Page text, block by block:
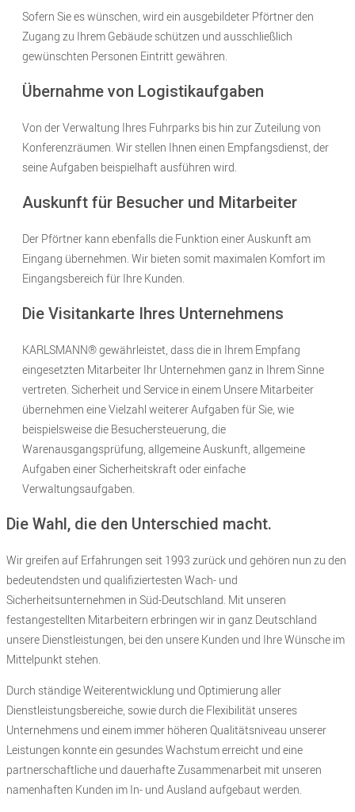
Sofern Sie es wünschen, wird ein ausgebildeter Pförtner den
Zugang zu Ihrem Gebäude schützen und ausschließlich
gewünschten Personen Eintritt gewähren.
Übernahme von Logistikaufgaben
Von der Verwaltung Ihres Fuhrparks bis hin zur Zuteilung von
Konferenzräumen. Wir stellen Ihnen einen Empfangsdienst, der
seine Aufgaben beispielhaft ausführen wird.
Auskunft für Besucher und Mitarbeiter
Der Pförtner kann ebenfalls die Funktion einer Auskunft am
Eingang übernehmen. Wir bieten somit maximalen Komfort im
Eingangsbereich für Ihre Kunden.
Die Visitankarte Ihres Unternehmens
KARLSMANN® gewährleistet, dass die in Ihrem Empfang
eingesetzten Mitarbeiter Ihr Unternehmen ganz in Ihrem Sinne
vertreten. Sicherheit und Service in einem Unsere Mitarbeiter
übernehmen eine Vielzahl weiterer Aufgaben für Sie, wie
beispielsweise die Besuchersteuerung, die
Warenausgangsprüfung, allgemeine Auskunft, allgemeine
Aufgaben einer Sicherheitskraft oder einfache
Verwaltungsaufgaben.
Die Wahl, die den Unterschied macht.
Wir greifen auf Erfahrungen seit 1993 zurück und gehören nun zu den
bedeutendsten und qualifiziertesten Wach- und
Sicherheitsunternehmen in Süd-Deutschland. Mit unseren
festangestellten Mitarbeitern erbringen wir in ganz Deutschland
unsere Dienstleistungen, bei den unsere Kunden und Ihre Wünsche im
Mittelpunkt stehen.
Durch ständige Weiterentwicklung und Optimierung aller
Dienstleistungsbereiche, sowie durch die Flexibilität unseres
Unternehmens und einem immer höheren Qualitätsniveau unserer
Leistungen konnte ein gesundes Wachstum erreicht und eine
partnerschaftliche und dauerhafte Zusammenarbeit mit unseren
namenhaften Kunden im In- und Ausland aufgebaut werden.